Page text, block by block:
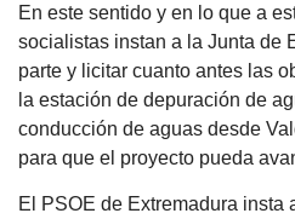
En este sentido y en lo que a
socialistas instan a la Junta de
parte y licitar cuanto antes las
la estación de depuración de
conducción de aguas desde
para que el proyecto pueda
El PSOE de Extremadura insta